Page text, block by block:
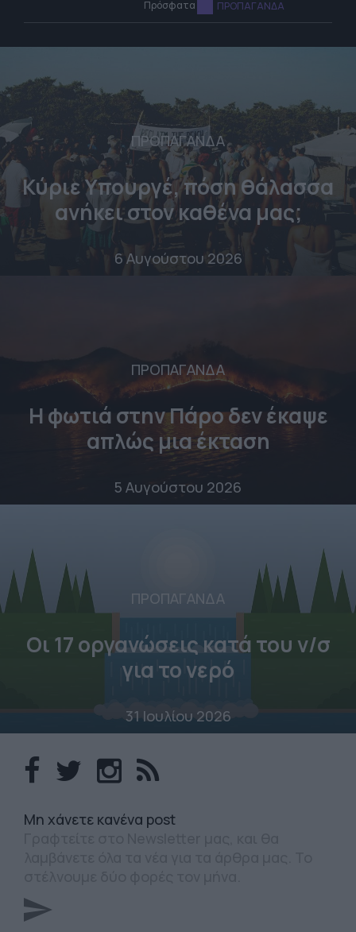
Πρόσφατα ΠΡΟΠΑΓΑΝΔΑ
ΠΡΟΠΑΓΑΝΔΑ
Κύριε Υπουργέ, πόση θάλασσα
ανήκει στον καθένα μας;
6 Αυγούστου 2026
ΠΡΟΠΑΓΑΝΔΑ
Η φωτιά στην Πάρο δεν έκαψε
απλώς μια έκταση
5 Αυγούστου 2026
ΠΡΟΠΑΓΑΝΔΑ
Οι 17 οργανώσεις κατά του ν/σ
για το νερό
31 Ιουλίου 2026
Mη χάνετε κανένα post